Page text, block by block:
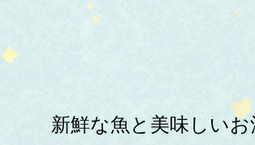
新鮮な魚と美味しいお